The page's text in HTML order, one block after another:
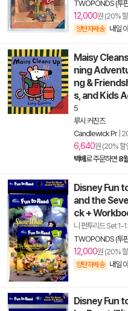
TWOPONDS (투
12,000원 (20%
양탄자배송 내일
Maisy
ning
ng &
s, and Kids
5
루시 커진즈
Candlewick Pr|
6,640원 (20% 할
택배로 주문하면 8
Disney Fun
and the
ck +
니 펀투리드 Set 1-
TWOPONDS (투
12,000원 (20%
양탄자배송 내일
Disney Fun